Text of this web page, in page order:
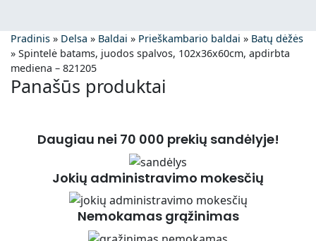
Pradinis » Delsa » Baldai » Prieškambario baldai » Batų dėžės
» Spintelė batams, juodos spalvos, 102x36x60cm, apdirbta
mediena – 821205
Panašūs produktai
Daugiau nei 70 000 prekių sandėlyje!
Jokių administravimo mokesčių
Nemokamas grąžinimas